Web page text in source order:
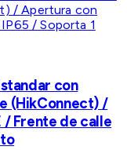
con
(HikConnect) /
/ Frente de calle